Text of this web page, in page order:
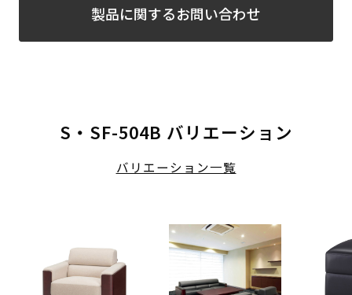
製品に関するお問い合わせ
S・SF-504B バリエーション
バリエーション一覧